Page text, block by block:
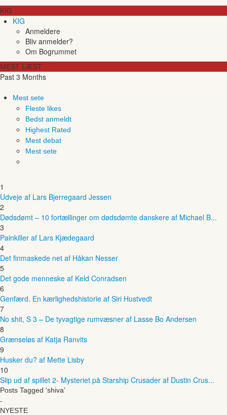
KIG
KIG
Anmeldere
Bliv anmelder?
Om Bogrummet
MEST LÆST
Past 3 Months
Mest sete
Fleste likes
Bedst anmeldt
Highest Rated
Mest debat
Mest sete
1
Udveje af Lars Bjerregaard Jessen
2
Dødsdømt – 10 fortællinger om dødsdømte danskere af Michael B...
3
Painkiller af Lars Kjædegaard
4
Det finmaskede net af Håkan Nesser
5
Det gode menneske af Keld Conradsen
6
Genfærd. En kærlighedshistorie af Siri Hustvedt
7
No shit, S 3 – De tyvagtige rumvæsner af Lasse Bo Andersen
8
Grænseløs af Katja Ranvits
9
Husker du? af Mette Lisby
10
Slip ud af spillet 2- Mysteriet på Starship Crusader af Dustin Crus...
Posts Tagged ‘shiva’
-
NYESTE